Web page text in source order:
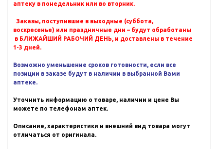
аптеку в понедельник или во вторник.
Заказы, поступившие в выходные (суббота,
воскресенье) или праздничные дни – будут обработаны
в БЛИЖАЙШИЙ РАБОЧИЙ ДЕНЬ, и доставлены в течение
1-3 дней.
Возможно уменьшение сроков готовности, если все
позиции в заказе будут в наличии в выбранной Вами
аптеке.
Уточнить информацию о товаре, наличии и цене Вы
можете по телефонам аптек.
Описание, характеристики и внешний вид товара могут
отличаться от оригинала.